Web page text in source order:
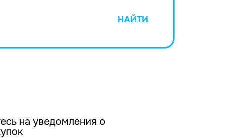
НАЙТИ
на уведомления о